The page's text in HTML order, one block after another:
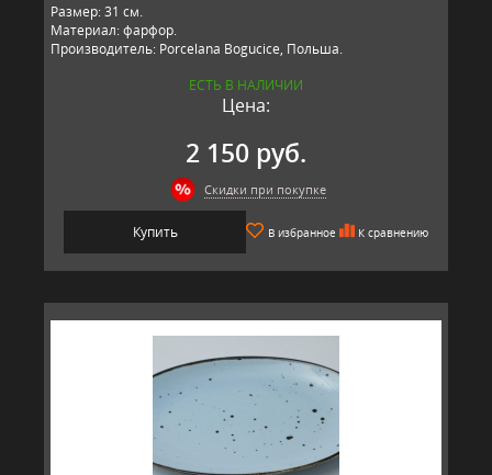
Размер: 31 см.
Материал: фарфор.
Производитель: Porcelana Bogucice, Польша.
ЕСТЬ В НАЛИЧИИ
Цена:
2 150 руб.
Скидки при покупке
Купить В избранное К сравнению